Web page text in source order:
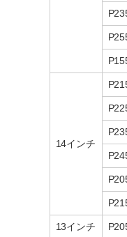
14インチ
13インチ